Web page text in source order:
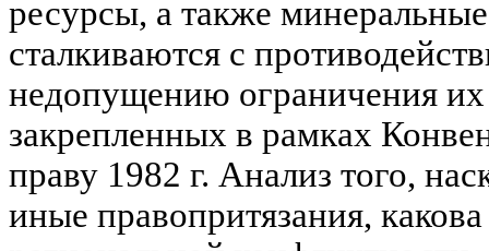
ресурсы, а также
сталкиваются с
недопущению ограничения их
закрепленных в рамках
праву 1982 г. Анализ того,
иные правопритязания,